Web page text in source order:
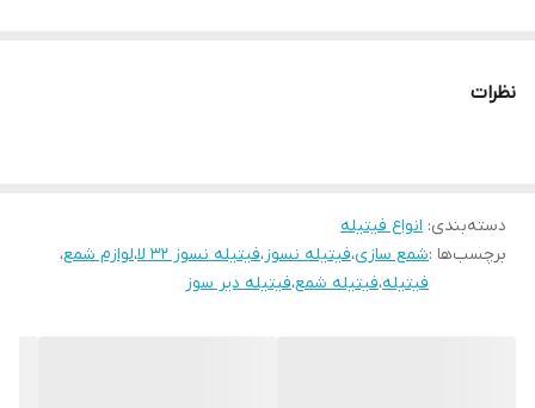
نظرات
دسته‌بندی: انواع فیتیله
برچسب‌ها :شمع سازی،فیتیله نسوز،فیتیله نسوز ۳۲ لا ،لوازم شمع،
فیتیله،فیتیله شمع،فیتیله دیر سوز